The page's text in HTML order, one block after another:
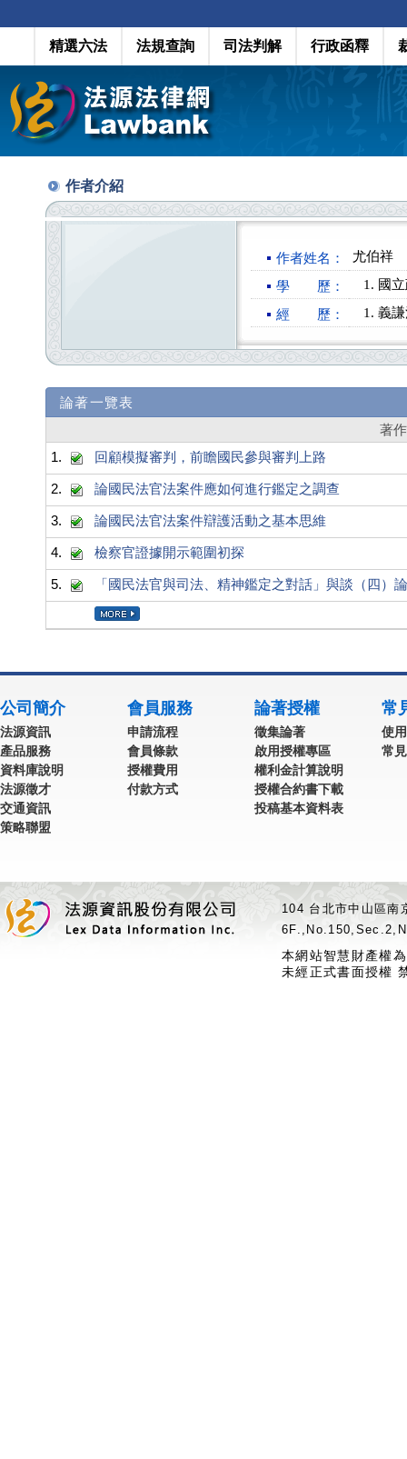
精選六法 法規查詢 司法判解 行政函釋
作者介紹
作者姓名： 尤伯祥
學 歷： 國
經 歷： 義
論著一覽表
著
1.
回顧模擬審判，前瞻國民參與審判上路
2. 論國民法官法案件應如何進行鑑定之調查
3. 論國民法官法案件辯護活動之基本思維
4. 檢察官證據開示範圍初探
5. 「國民法官與司法、精神鑑定之對話」與談（四）
公司簡介
法源資訊
產品服務
資料庫說明
法源徵才
交通資訊
策略聯盟
會員服務
申請流程
會員條款
授權費用
付款方式
論著授權
徵集論著
啟用授權專區
權利金計算說明
授權合約書下載
投稿基本資料表
常
使
常
104 台北市中山區
本網站智慧財產權
未經正式書面授權